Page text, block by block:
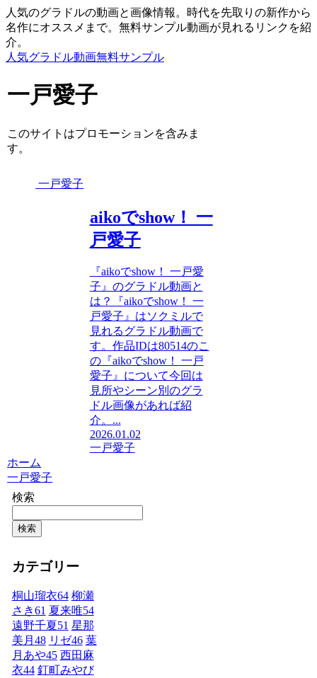
人気のグラドルの動画と画像情報。時代を先取りの新作から
名作にオススメまで。無料サンプル動画が見れるリンクを紹
介。
人気グラドル動画無料サンプル
一戸愛子
このサイトはプロモーションを含みま
す。
一戸愛子
aikoでshow！ 一
戸愛子
『aikoでshow！ 一戸愛
子』のグラドル動画と
は？『aikoでshow！ 一
戸愛子』はソクミルで
見れるグラドル動画で
す。作品IDは80514のこ
の『aikoでshow！ 一戸
愛子』について今回は
見所やシーン別のグラ
ドル画像があれば紹
介。...
2026.01.02
一戸愛子
ホーム
一戸愛子
検索
検索
カテゴリー
桐山瑠衣64 柳瀬
さき61 夏来唯54
遠野千夏 51 星那
美月 48 リゼ46 葉
月あや45 西田麻
衣44 釘町みやび